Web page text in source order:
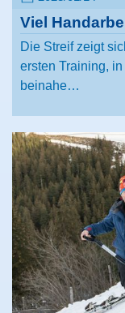
Viel
Die Streif zeigt
ersten Training,
beinahe…